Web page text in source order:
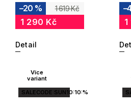
1 619 Kč
–20 %
1 290 Kč
Detail
Více
variant
SALECODE:SUN10:10:%